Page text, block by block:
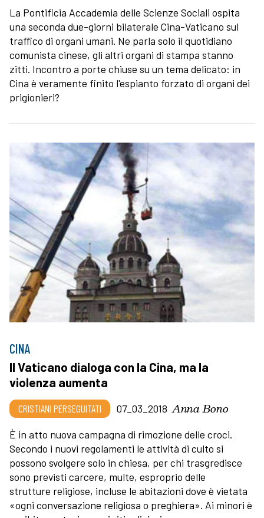
La Pontificia Accademia delle Scienze Sociali ospita
una seconda due-giorni bilaterale Cina-Vaticano sul
traffico di organi umani. Ne parla solo il quotidiano
comunista cinese, gli altri organi di stampa stanno
zitti. Incontro a porte chiuse su un tema delicato: in
Cina è veramente finito l'espianto forzato di organi dei
prigionieri?
CINA
Il Vaticano dialoga con la Cina, ma la
violenza aumenta
CRISTIANI PERSEGUITATI 07_03_2018 Anna Bono
È in atto nuova campagna di rimozione delle croci.
Secondo i nuovi regolamenti le attività di culto si
possono svolgere solo in chiesa, per chi trasgredisce
sono previsti carcere, multe, esproprio delle
strutture religiose, incluse le abitazioni dove è vietata
«ogni conversazione religiosa o preghiera». Ai minori è